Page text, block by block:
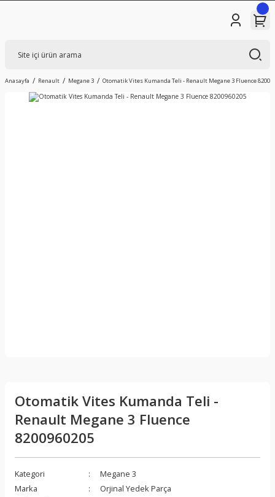
Anasayfa Renault Megane 3 Otomatik Vites Kumanda Teli - Renault Megane 3 Fluence
Otomatik Vites Kumanda Teli -
Renault Megane 3 Fluence
8200960205
Kategori
Megane 3
Marka
Orjinal Yedek Parça